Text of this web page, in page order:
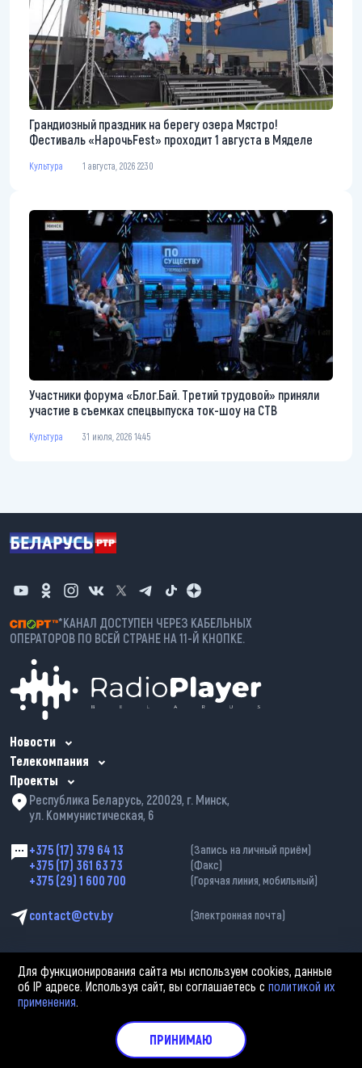
Грандиозный праздник на берегу озера Мястро!
Фестиваль «НарочьFest» проходит 1 августа в Мяделе
Культура 1 августа, 2026 22:30
Участники форума «Блог.Бай. Третий трудовой» приняли
участие в съемках спецвыпуска ток-шоу на СТВ
Культура 31 июля, 2026 14:45
*КАНАЛ ДОСТУПЕН ЧЕРЕЗ КАБЕЛЬНЫХ
ОПЕРАТОРОВ ПО ВСЕЙ СТРАНЕ НА 11-Й КНОПКЕ.
Новости
Телекомпания
Проекты
Республика Беларусь, 220029, г. Минск,
ул. Коммунистическая, 6
+375 (17) 379 64 13 (Запись на личный приём)
+375 (17) 361 63 73 (Факс)
+375 (29) 1 600 700 (Горячая линия, мобильный)
contact@ctv.by (Электронная почта)
2002—2026 © ЗАО «Столичное телевидение». При любом использовании
материалов активная гиперссылка на «belarus-news.by» обязательна.
Политика обработки персональных данных
Для функционирования сайта мы используем cookies, данные
об IP адресе. Используя сайт, вы соглашаетесь сполитикой их
применения.
ПРИНИМАЮ